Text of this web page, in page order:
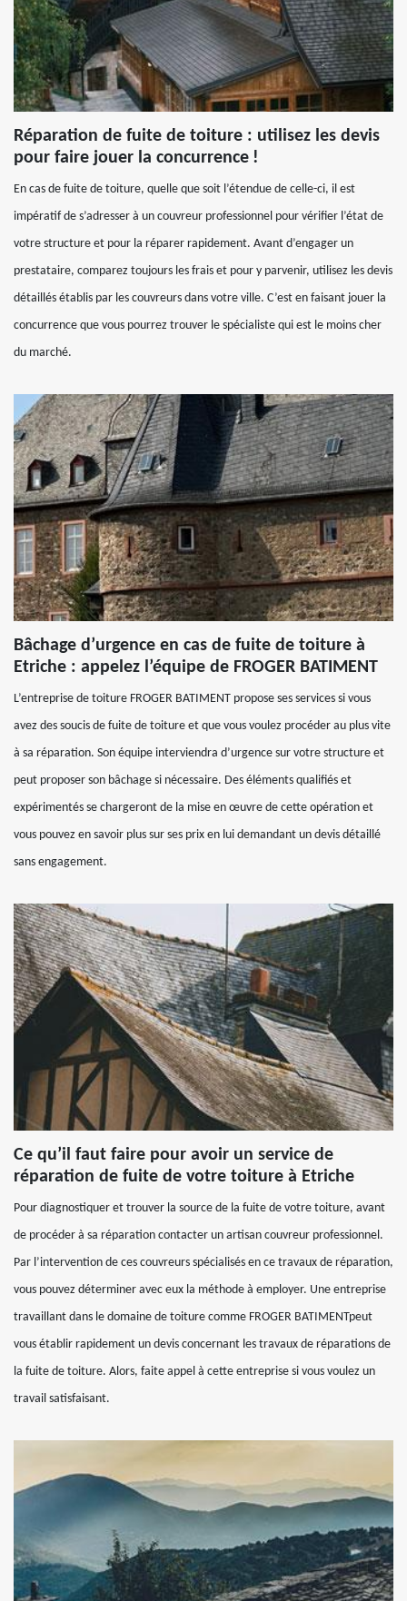
Réparation de fuite de toiture : utilisez les devis
pour faire jouer la concurrence !
En cas de fuite de toiture, quelle que soit l’étendue de celle-ci, il est
impératif de s’adresser à un couvreur professionnel pour vérifier l’état de
votre structure et pour la réparer rapidement. Avant d’engager un
prestataire, comparez toujours les frais et pour y parvenir, utilisez les devis
détaillés établis par les couvreurs dans votre ville. C’est en faisant jouer la
concurrence que vous pourrez trouver le spécialiste qui est le moins cher
du marché.
Bâchage d’urgence en cas de fuite de toiture à
Etriche : appelez l’équipe de FROGER BATIMENT
L’entreprise de toiture FROGER BATIMENT propose ses services si vous
avez des soucis de fuite de toiture et que vous voulez procéder au plus vite
à sa réparation. Son équipe interviendra d’urgence sur votre structure et
peut proposer son bâchage si nécessaire. Des éléments qualifiés et
expérimentés se chargeront de la mise en œuvre de cette opération et
vous pouvez en savoir plus sur ses prix en lui demandant un devis détaillé
sans engagement.
Ce qu’il faut faire pour avoir un service de
réparation de fuite de votre toiture à Etriche
Pour diagnostiquer et trouver la source de la fuite de votre toiture, avant
de procéder à sa réparation contacter un artisan couvreur professionnel.
Par l’intervention de ces couvreurs spécialisés en ce travaux de réparation,
vous pouvez déterminer avec eux la méthode à employer. Une entreprise
travaillant dans le domaine de toiture comme FROGER BATIMENTpeut
vous établir rapidement un devis concernant les travaux de réparations de
la fuite de toiture. Alors, faite appel à cette entreprise si vous voulez un
travail satisfaisant.